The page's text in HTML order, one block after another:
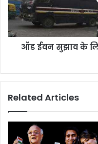
ड़ें
गे
प्पी
सु
झा
के
अ
ऑड ईवन सुझाव के
Related Articles